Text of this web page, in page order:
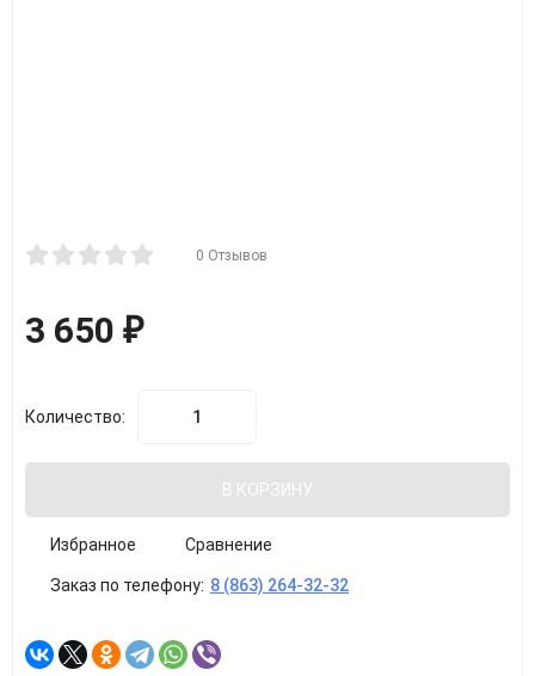
0 Отзывов
3 650 ₽
Количество:
В КОРЗИНУ
Избранное Сравнение
Заказ по телефону: 8 (863) 264-32-32